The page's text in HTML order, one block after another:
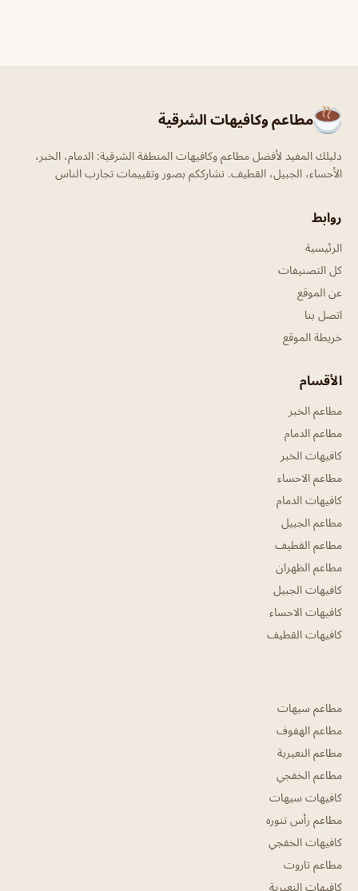
مطاعم وكافيهات الشرقية
دليلك المفيد لأفضل مطاعم وكافيهات المنطقة الشرقية: الدمام، الخبر،
الأحساء، الجبيل، القطيف. نشارككم بصور وتقييمات تجارب الناس
روابط
الرئيسية
كل التصنيفات
عن الموقع
اتصل بنا
خريطة الموقع
الأقسام
مطاعم الخبر
مطاعم الدمام
كافيهات الخبر
مطاعم الاحساء
كافيهات الدمام
مطاعم الجبيل
مطاعم القطيف
مطاعم الظهران
كافيهات الجبيل
كافيهات الاحساء
كافيهات القطيف
مطاعم سيهات
مطاعم الهفوف
مطاعم النعيرية
مطاعم الخفجي
كافيهات سيهات
مطاعم رأس تنوره
كافيهات الخفجي
مطاعم تاروت
كافيهات النعيرية